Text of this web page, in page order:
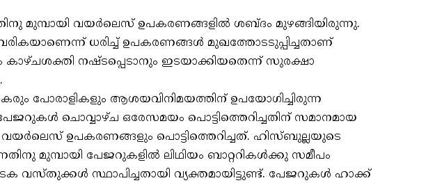
മുമ്പായി വയര്‍ലെസ് ഉപകരണങ്ങളില്‍ ശബ്ദം മുഴങ്ങിയിരുന്നു.
ധരിച്ച് ഉപകരണങ്ങള്‍ മുഖത്തോടടുപ്പിച്ചതാണ്
നഷ്ടപ്പെടാനും ഇടയാക്കിയതെന്ന് സുരക്ഷാ
പോരാളികളും ആശയവിനിമയത്തിന് ഉപയോഗിച്ചിരുന്ന
ചൊവ്വാഴ്ച ഒരേസമയം പൊട്ടിത്തെറിച്ചതിന് സമാനമായ
ഉപകരണങ്ങളും പൊട്ടിത്തെറിച്ചത്. ഹിസ്ബുല്ലയുടെ
മുമ്പായി പേജറുകളില്‍ ലിഥിയം ബാറ്ററികള്‍ക്കു സമീപം
വസ്തുക്കള്‍ സ്ഥാപിച്ചതായി വ്യക്തമായിട്ടുണ്ട്. പേജറുകള്‍ ഹാക്ക്